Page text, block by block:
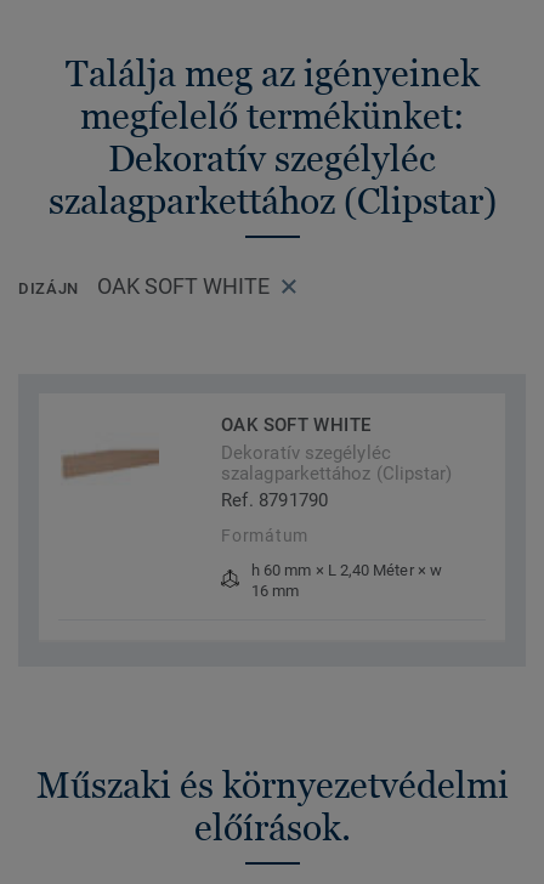
Találja meg az igényeinek
megfelelő termékünket:
Dekoratív szegélyléc
szalagparkettához (Clipstar)
DIZÁJN OAK SOFT WHITE
OAK SOFT WHITE
Dekoratív szegélyléc
szalagparkettához (Clipstar)
Ref. 8791790
Formátum
h 60 mm × L 2,40 Méter × w
16 mm
Műszaki és környezetvédelmi
előírások.